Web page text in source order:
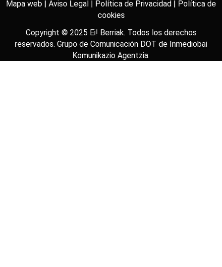
Mapa web | Aviso Legal | Política de Privacidad | Política de
cookies
Copyright © 2025 Ei! Berriak. Todos los derechos
reservados. Grupo de Comunicación DOT de Inmediobai
Komunikazio Agentzia.